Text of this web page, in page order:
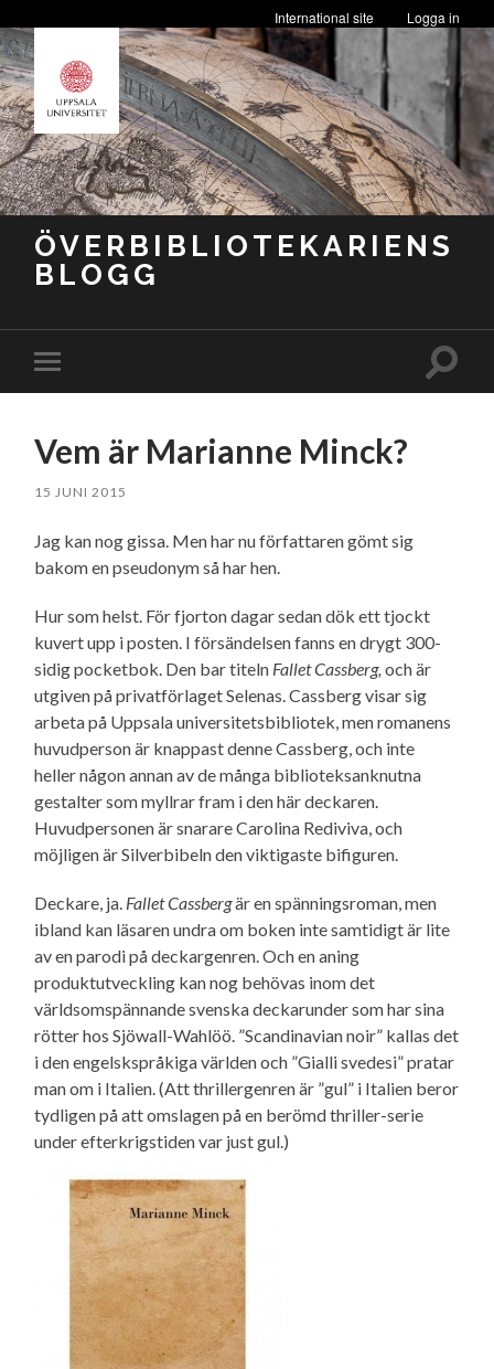
Logga in
International site
ÖVERBIBLIOTEKARIENS
BLOGG
på/av
Slå
Vem är Marianne Minck?
15 JUNI 2015
Jag kan nog gissa. Men har nu författaren gömt sig
bakom en pseudonym så har hen.
Hur som helst. För fjorton dagar sedan dök ett tjockt
kuvert upp i posten. I försändelsen fanns en drygt 300-
sidig pocketbok. Den bar titeln Fallet Cassberg, och är
utgiven på privatförlaget Selenas. Cassberg visar sig
arbeta på Uppsala universitetsbibliotek, men romanens
huvudperson är knappast denne Cassberg, och inte
heller någon annan av de många biblioteksanknutna
gestalter som myllrar fram i den här deckaren.
Huvudpersonen är snarare Carolina Rediviva, och
möjligen är Silverbibeln den viktigaste bifiguren.
Deckare, ja. Fallet Cassbergär en spänningsroman, men
ibland kan läsaren undra om boken inte samtidigt är lite
av en parodi på deckargenren. Och en aning
produktutveckling kan nog behövas inom det
världsomspännande svenska deckarunder som har sina
rötter hos Sjöwall-Wahlöö. ”Scandinavian noir” kallas det
i den engelskspråkiga världen och ”Gialli svedesi” pratar
man om i Italien. (Att thrillergenren är ”gul” i Italien beror
tydligen på att omslagen på en berömd thriller-serie
under efterkrigstiden var just gul.)